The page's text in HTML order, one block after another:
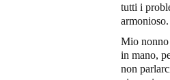
tutti i
Mio nonno
in mano,
non